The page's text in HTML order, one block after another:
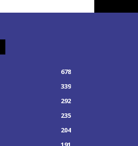
678
339
292
235
204